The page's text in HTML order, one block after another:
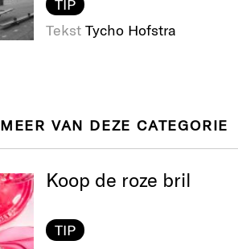
TIP
Tekst Tycho Hofstra
MEER VAN DEZE CATEGORIE
Koop de roze bril
TIP